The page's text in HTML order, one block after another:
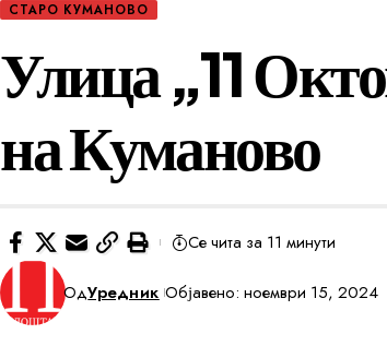
СТАРО КУМАНОВО
Улица „11
на Куманово
ОдУредник Објавено: ноември 15, 2024
Се чита за 11 минути